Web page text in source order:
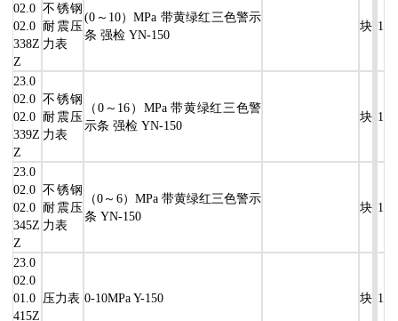
02.0
02.0
338Z
Z
不锈钢
耐震压
力表
(0～10）MPa 带黄绿红三色警示
条 强检 YN-150
块 1
23.0
02.0
02.0
339Z
Z
不锈钢
耐震压
力表
（0～16）MPa 带黄绿红三色警
示条 强检 YN-150
块 1
23.0
02.0
02.0
345Z
Z
不锈钢
耐震压
力表
（0～6）MPa 带黄绿红三色警示
条 YN-150
块 1
23.0
02.0
01.0
415Z
压力表 0-10MPa Y-150 块 1